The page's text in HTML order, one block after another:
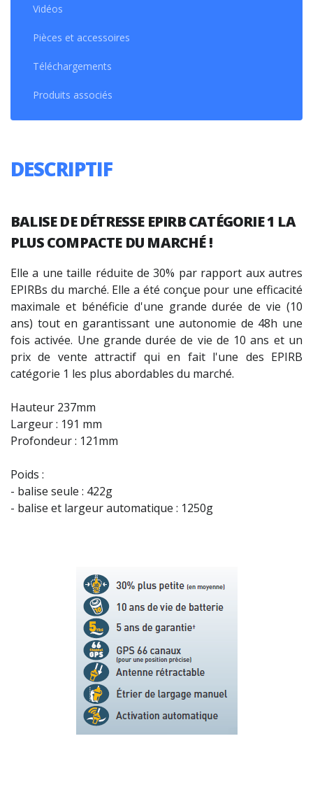
Vidéos
Pièces et accessoires
Téléchargements
Produits associés
DESCRIPTIF
BALISE DE DÉTRESSE EPIRB CATÉGORIE 1 LA
PLUS COMPACTE DU MARCHÉ !
Elle a une taille réduite de 30% par rapport aux autres
EPIRBs du marché. Elle a été conçue pour une efficacité
maximale et bénéficie d'une grande durée de vie (10
ans) tout en garantissant une autonomie de 48h une
fois activée. Une grande durée de vie de 10 ans et un
prix de vente attractif qui en fait l'une des EPIRB
catégorie 1 les plus abordables du marché.
Hauteur 237mm
Largeur : 191 mm
Profondeur : 121mm
Poids :
- balise seule : 422g
- balise et largeur automatique : 1250g